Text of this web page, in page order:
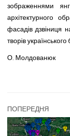
зображеннями
архітектурного
фасадів дзвіниця
творів
О. Молдованюк
ПОПЕРЕДНЯ